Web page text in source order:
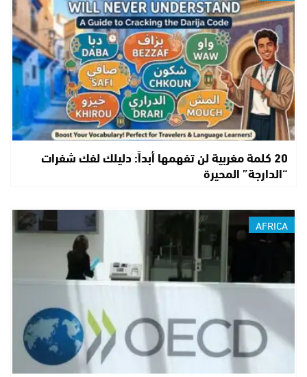
20 كلمة مغربية لن تفهمها أبداً: دليلك لفك شفرات
“الدارجة” المحيرة
AFRICA